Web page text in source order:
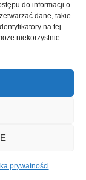
do informacji o
dane, takie
na tej
niekorzystnie
prywatności
beecloud.pl